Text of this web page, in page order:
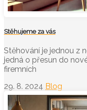
Stěhujeme za vás
Stěhování je jednou z
jedná o přesun do
firemních
29. 8. 2024 Blog